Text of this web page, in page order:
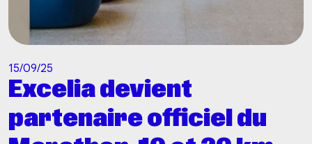
15/09/25
Excelia devient
partenaire officiel du